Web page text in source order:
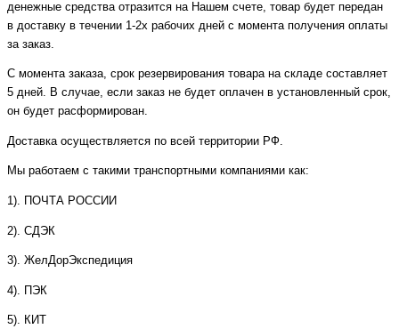
денежные средства отразится на Нашем счете, товар будет передан
в доставку в течении 1-2х рабочих дней с момента получения оплаты
за заказ.
С момента заказа, срок резервирования товара на складе составляет
5 дней. В случае, если заказ не будет оплачен в установленный срок,
он будет расформирован.
Доставка осуществляется по всей территории РФ.
Мы работаем с такими транспортными компаниями как:
1). ПОЧТА РОССИИ
2). СДЭК
3). ЖелДорЭкспедиция
4). ПЭК
5). КИТ